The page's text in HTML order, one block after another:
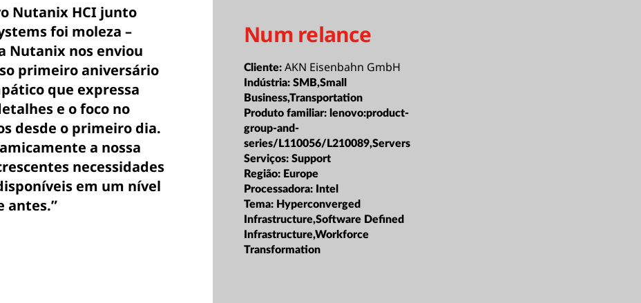
Nutanix HCI junto
foi moleza –
Nutanix nos enviou
primeiro aniversário
que expressa
e o foco no
desde o primeiro dia.
a nossa
necessidades
em um nível
antes.”
Num relance
Cliente:AKN Eisenbahn GmbH
Indústria:SMB,Small
Business,Transportation
Produto familiar: lenovo:product-
group-and-
series/L110056/L210089,Servers
Serviços:Support
Região: Europe
Processadora: Intel
Tema: Hyperconverged
Infrastructure,Software Defined
Infrastructure,Workforce
Transformation